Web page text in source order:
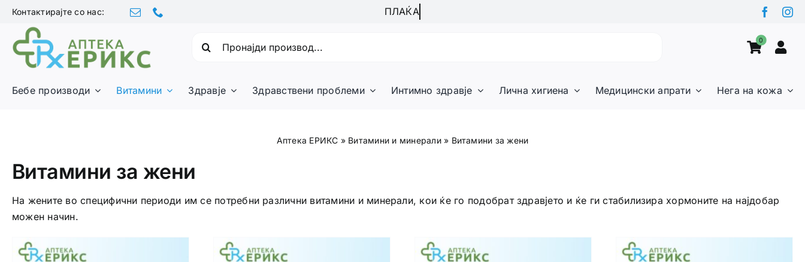
Skip
content
Контактирајте со нас:
0
Бебе производи Витамини Здравје Здравствени проблеми Интимно здравје Лична хигиена Медицински апрати Нега на кожа
Аптека ЕРИКС » Витамини и минерали» Витамини за жени
Витамини за жени
На жените во специфични периоди им се потребни различни витамини и минерали, кои ќе го подобрат здравјето и ќе ги стабилизира хормоните на најдобар
можен начин.